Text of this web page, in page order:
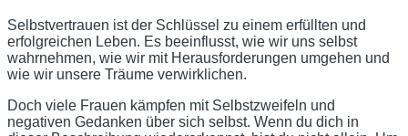
Selbstvertrauen ist der Schlüssel zu einem erfüllten und
erfolgreichen Leben. Es beeinflusst, wie wir uns selbst
wahrnehmen, wie wir mit Herausforderungen umgehen und
wie wir unsere Träume verwirklichen.
Doch viele Frauen kämpfen mit Selbstzweifeln und
negativen Gedanken über sich selbst. Wenn du dich in